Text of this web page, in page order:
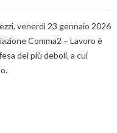
venerdì 23 gennaio 2026
Comma2 – Lavoro è
dei più deboli, a cui